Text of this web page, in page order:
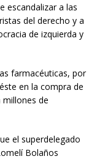
escandalizar a las
del derecho y a
de izquierda y
farmacéuticas, por
en la compra de
de
el superdelegado
Bolaños